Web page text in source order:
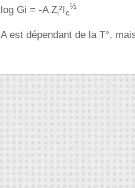
log Gi = -A Zi²Ic
½
A est dépendant de la T°,